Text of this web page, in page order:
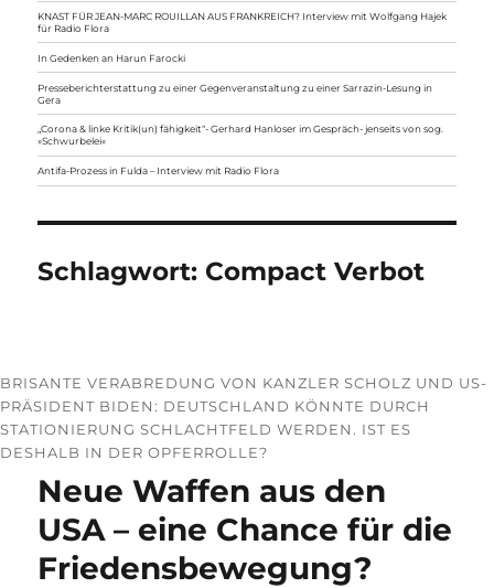
KNAST FÜR JEAN-MARC ROUILLAN AUS FRANKREICH? Interview mit Wolfgang Hajek
für Radio Flora
In Gedenken an Harun Farocki
Presseberichterstattung zu einer Gegenveranstaltung zu einer Sarrazin-Lesung in
Gera
„Corona & linke Kritik(un) fähigkeit“- Gerhard Hanloser im Gespräch- jenseits von sog.
»Schwurbelei«
Antifa-Prozess in Fulda – Interview mit Radio Flora
Schlagwort: Compact Verbot
BRISANTE VERABREDUNG VON KANZLER SCHOLZ UND US-
PRÄSIDENT BIDEN: DEUTSCHLAND KÖNNTE DURCH
STATIONIERUNG SCHLACHTFELD WERDEN. IST ES
DESHALB IN DER OPFERROLLE?
Neue Waffen aus den
USA – eine Chance für die
Friedensbewegung?